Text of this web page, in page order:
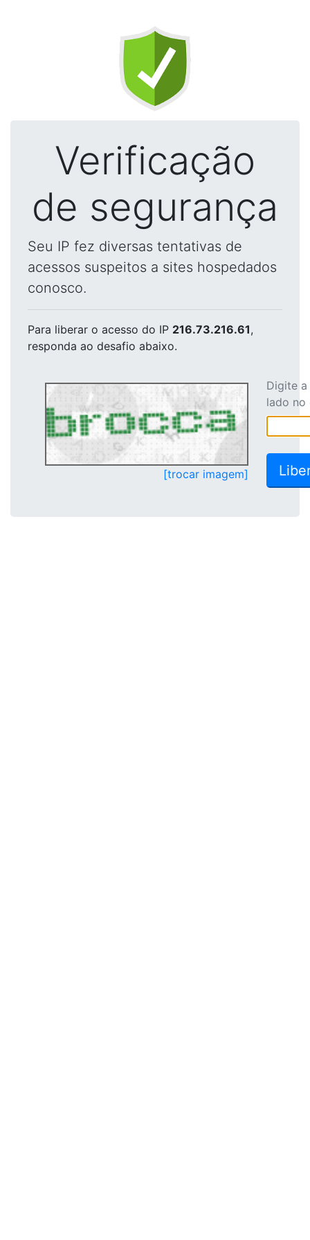
Verificação
de segurança
Seu IP fez diversas tentativas de
acessos suspeitos a sites hospedados
conosco.
Para liberar o acesso do IP 216.73.216.61,
responda ao desafio abaixo.
[trocar imagem]
Digite
lado no